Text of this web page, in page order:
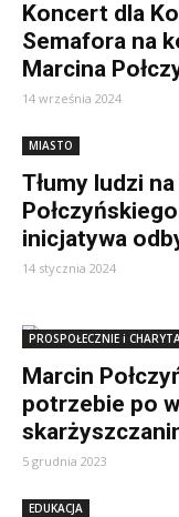
Koncert dla
Semafora na
Marcina
14 września 2024
MIASTO
Tłumy ludzi
inicjatywa
14 stycznia 2024
PROSPOŁECZNIE i
Marcin
potrzebie po
5 grudnia 2023
EDUKACJA